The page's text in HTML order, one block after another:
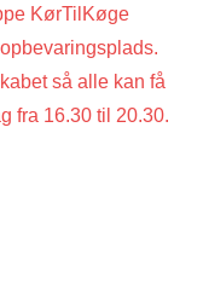
KørTilKøge
så alle kan få
fra 16.30 til 20.30.